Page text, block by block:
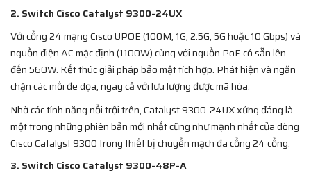
2. Switch Cisco Catalyst 9300-24UX
Với cổng 24 mạng Cisco UPOE (100M, 1G, 2.5G, 5G hoặc 10 Gbps) và
nguồn điện AC mặc định (1100W) cùng với nguồn PoE có sẵn lên
đến 560W. Kết thúc giải pháp bảo mật tích hợp. Phát hiện và ngăn
chặn các mối đe dọa, ngay cả với lưu lượng được mã hóa.
Nhờ các tính năng nổi trội trên, Catalyst 9300-24UX xứng đáng là
một trong những phiên bản mới nhất cũng như mạnh nhất của dòng
Cisco Catalyst 9300 trong thiết bị chuyển mạch đa cổng 24 cổng.
3. Switch Cisco Catalyst 9300-48P-A